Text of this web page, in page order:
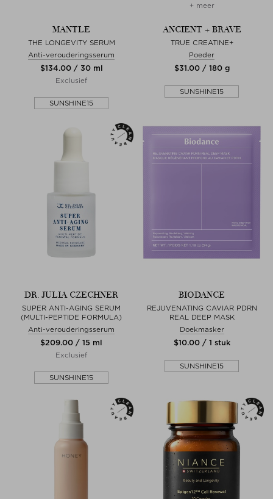
MANTLE
THE LONGEVITY SERUM
Anti-verouderingsserum
$‌134.00 / 30 ml
Exclusief
SUNSHINE15
+ meer
ANCIENT + BRAVE
TRUE CREATINE+
Poeder
$‌31.00 / 180 g
SUNSHINE15
DR. JULIA CZECHNER
SUPER ANTI-AGING SERUM
(MULTI-PEPTIDE FORMULA)
Anti-verouderingsserum
$‌209.00 / 15 ml
Exclusief
SUNSHINE15
BIODANCE
REJUVENATING CAVIAR PDRN
REAL DEEP MASK
Doekmasker
$‌10.00 / 1 stuk
SUNSHINE15